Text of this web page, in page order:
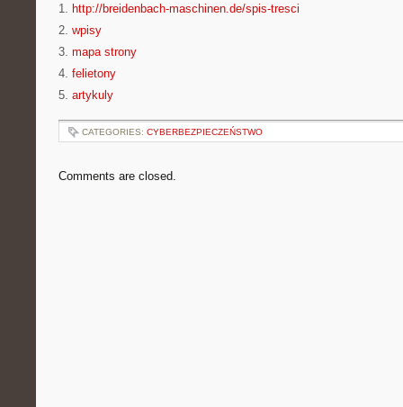
1. http://breidenbach-maschinen.de/spis-tresci
2. wpisy
3. mapa strony
4. felietony
5. artykuly
CATEGORIES: CYBERBEZPIECZEŃSTWO
Comments are closed.